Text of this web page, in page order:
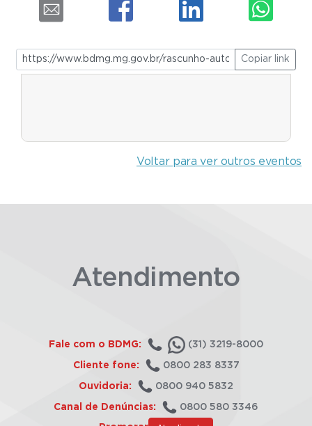
Copiar link
Voltar para ver outros eventos
Atendimento
Fale com o BDMG: (31) 3219-8000
Cliente fone: 0800 283 8337
Ouvidoria: 0800 940 5832
Canal de Denúncias: 0800 580 3346